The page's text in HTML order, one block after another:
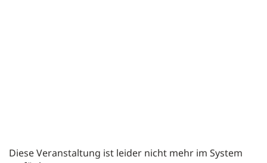
Diese Veranstaltung ist leider nicht mehr im System